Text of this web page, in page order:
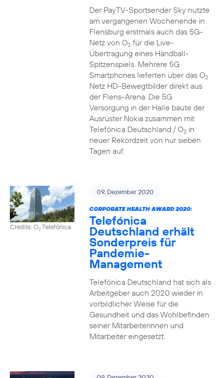
Der PayTV-Sportsender Sky nutzte
am vergangenen Wochenende in
Flensburg erstmals auch das 5G-
Netz von O2für die Live-
Übertragung eines Handball-
Spitzenspiels. Mehrere 5G
Smartphones lieferten über das O2
Netz HD-Bewegtbilder direkt aus
der Flens-Arena. Die 5G
Versorgung in der Halle baute der
Ausrüster Nokia zusammen mit
Telefónica Deutschland / O2in
neuer Rekordzeit von nur sieben
Tagen auf.
Credits: O2Telefónica
09. Dezember 2020
CORPORATE HEALTH AWARD 2020:
Telefónica
Deutschland erhält
Sonderpreis für
Pandemie-
Management
Telefónica Deutschland hat sich als
Arbeitgeber auch 2020 wieder in
vorbildlicher Weise für die
Gesundheit und das Wohlbefinden
seiner Mitarbeiterinnen und
Mitarbeiter eingesetzt.